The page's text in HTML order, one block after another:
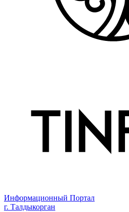
Информационный Портал
г. Талдыкорган